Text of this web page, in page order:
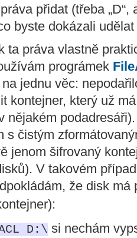
přidat (třeba
byste dokázali
ta práva vlastně
prográmek
jednu věc:
kontejner, který už
nějakém
s čistým
jenom šifrovaný
V takovém
že disk
D:\ si nechám